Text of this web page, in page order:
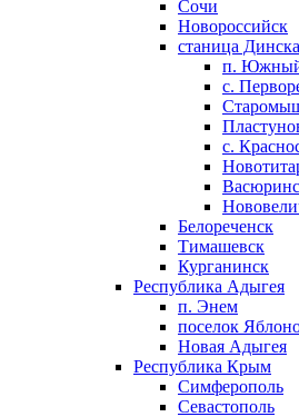
Сочи
Новороссийск
станица
п.
с.
с.
Белореченск
Тимашевск
Курганинск
Республика Адыгея
п. Энем
поселок
Новая Адыгея
Республика Крым
Симферополь
Севастополь